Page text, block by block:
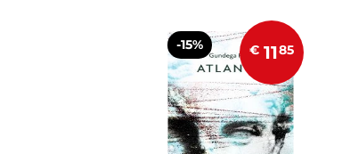
-15% € 1185